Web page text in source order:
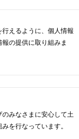
えるように、個人情報
の提供に取り組みま
みなさまに安心して土
を行なっています。